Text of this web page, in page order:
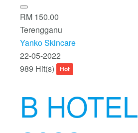
RM 150.00
Terengganu
Yanko Skincare
22-05-2022
989 Hit(s)
Hot
B HOTEL